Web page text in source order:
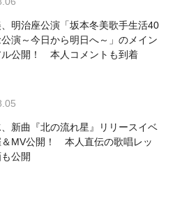
明治座公演「坂本冬美歌手生活40
演～今日から明日へ～」のメイン
ル公開！ 本人コメントも到着
新曲『北の流れ星』リリースイベ
＆MV公開！ 本人直伝の歌唱レッ
公開